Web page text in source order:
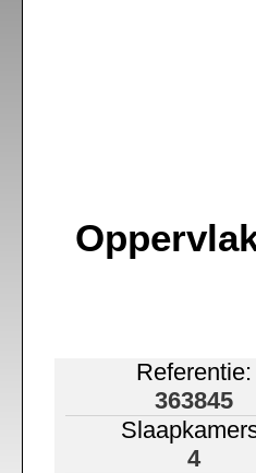
Referentie:
363845
4